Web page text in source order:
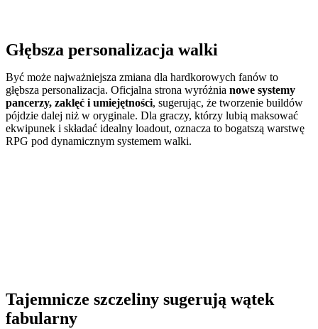
Głębsza personalizacja walki
Być może najważniejsza zmiana dla hardkorowych fanów to
głębsza personalizacja. Oficjalna strona wyróżnia nowe systemy
pancerzy, zaklęć i umiejętności, sugerując, że tworzenie buildów
pójdzie dalej niż w oryginale. Dla graczy, którzy lubią maksować
ekwipunek i składać idealny loadout, oznacza to bogatszą warstwę
RPG pod dynamicznym systemem walki.
Tajemnicze szczeliny sugerują wątek
fabularny